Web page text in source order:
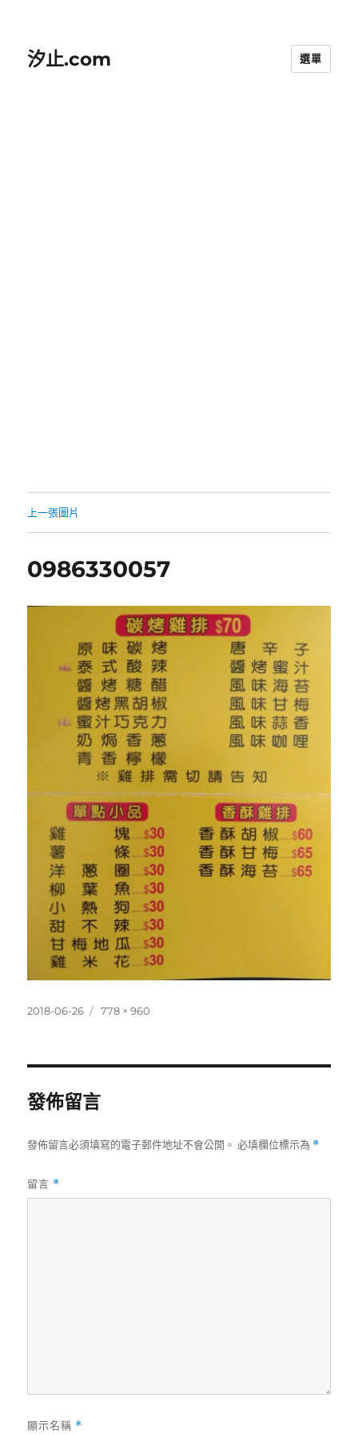
汐止.com 選單
上一張圖片
0986330057
發
2018-06-26
完
778 × 960
發佈留言
發佈留言必須填寫的電子郵件地址不會公開。 必填欄位標示為 *
留言 *
顯示名稱 *